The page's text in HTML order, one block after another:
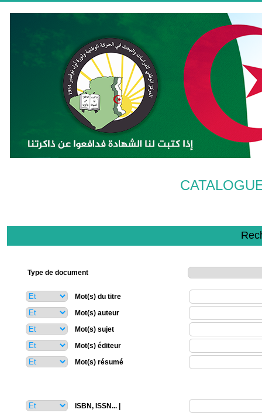
Type de document
Mot(s) du titre
Mot(s) auteur
Mot(s) sujet
Mot(s) éditeur
Mot(s) résumé
ISBN, ISSN... |